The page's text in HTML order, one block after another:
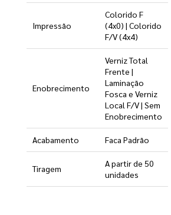
Impressão
Colorido F
(4x0) | Colorido
F/V (4x4)
Enobrecimento
Verniz Total
Frente |
Laminação
Fosca e Verniz
Local F/V | Sem
Enobrecimento
Acabamento Faca Padrão
Tiragem
A partir de 50
unidades